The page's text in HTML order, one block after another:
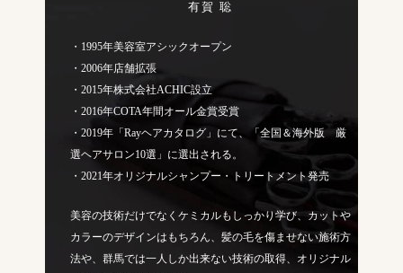
有賀 聡
・1995年美容室アシックオープン
・2006年店舗拡張
・2015年株式会社ACHIC設立
・2016年COTA年間オール金賞受賞
・2019年「Rayヘアカタログ」にて、「全国＆海外版 厳
選ヘアサロン10選」に選出される。
・2021年オリジナルシャンプー・トリートメント発売
美容の技術だけでなくケミカルもしっかり学び、カットや
カラーのデザインはもちろん、髪の毛を傷ませない施術方
法や、群馬では一人しか出来ない技術の取得、オリジナル